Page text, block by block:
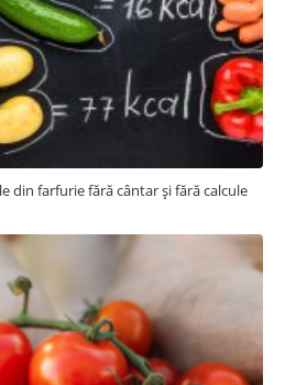
din farfurie fără cântar și fără calcule